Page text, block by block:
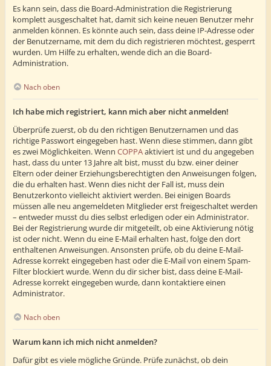
Es kann sein, dass die Board-Administration die Registrierung
komplett ausgeschaltet hat, damit sich keine neuen Benutzer mehr
anmelden können. Es könnte auch sein, dass deine IP-Adresse oder
der Benutzername, mit dem du dich registrieren möchtest, gesperrt
wurden. Um Hilfe zu erhalten, wende dich an die Board-
Administration.
Nach oben
Ich habe mich registriert, kann mich aber nicht anmelden!
Überprüfe zuerst, ob du den richtigen Benutzernamen und das
richtige Passwort eingegeben hast. Wenn diese stimmen, dann gibt
es zwei Möglichkeiten. Wenn COPPAaktiviert ist und du angegeben
hast, dass du unter 13 Jahre alt bist, musst du bzw. einer deiner
Eltern oder deiner Erziehungsberechtigten den Anweisungen folgen,
die du erhalten hast. Wenn dies nicht der Fall ist, muss dein
Benutzerkonto vielleicht aktiviert werden. Bei einigen Boards
müssen alle neu angemeldeten Mitglieder erst freigeschaltet werden
– entweder musst du dies selbst erledigen oder ein Administrator.
Bei der Registrierung wurde dir mitgeteilt, ob eine Aktivierung nötig
ist oder nicht. Wenn du eine E-Mail erhalten hast, folge den dort
enthaltenen Anweisungen. Ansonsten prüfe, ob du deine E-Mail-
Adresse korrekt eingegeben hast oder die E-Mail von einem Spam-
Filter blockiert wurde. Wenn du dir sicher bist, dass deine E-Mail-
Adresse korrekt eingegeben wurde, dann kontaktiere einen
Administrator.
Nach oben
Warum kann ich mich nicht anmelden?
Dafür gibt es viele mögliche Gründe. Prüfe zunächst, ob dein